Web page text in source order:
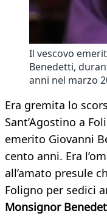
Il vescovo
Benedetti,
anni nel marzo
Era gremita lo
Sant’Agostino a
emerito Giovanni
cento anni. Era
all’amato presule
Foligno per sedici
Monsignor